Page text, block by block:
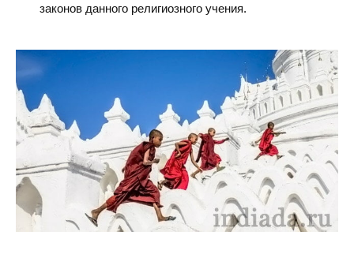
законов данного религиозного учения.